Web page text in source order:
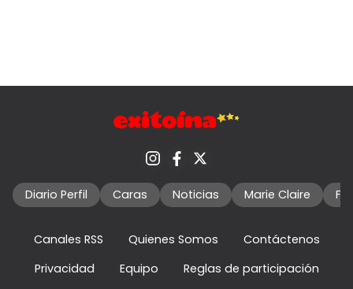
Diario Perfil Caras Noticias Marie Claire
Canales RSS Quienes Somos
Contáctenos
Privacidad
Equipo
Reglas de participación